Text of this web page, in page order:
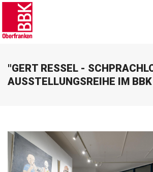
"GERT RESSEL -
AUSSTELLUNGSREIHE IM